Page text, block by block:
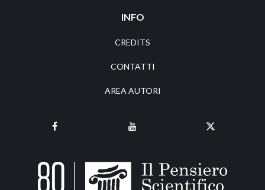
INFO
CREDITS
CONTATTI
AREA AUTORI